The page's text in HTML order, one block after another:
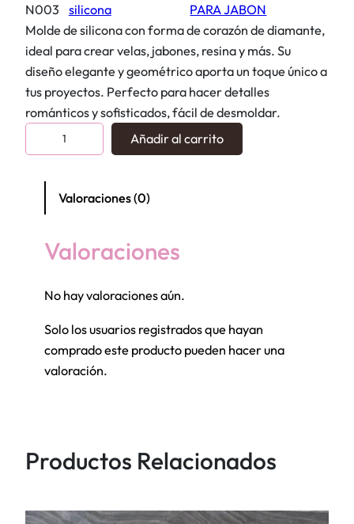
N003
silicona
PARA JABON
Molde de silicona con forma de corazón de diamante,
ideal para crear velas, jabones, resina y más. Su
diseño elegante y geométrico aporta un toque único a
tus proyectos. Perfecto para hacer detalles
románticos y sofisticados, fácil de desmoldar.
o
a
Añadir al carrito
Valoraciones (0)
Valoraciones
No hay valoraciones aún.
Solo los usuarios registrados que hayan
comprado este producto pueden hacer una
valoración.
Productos Relacionados